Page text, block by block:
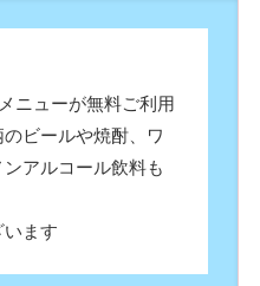
ニューが無料ご利用
ビールや焼酎、ワ
アルコール飲料も
ます